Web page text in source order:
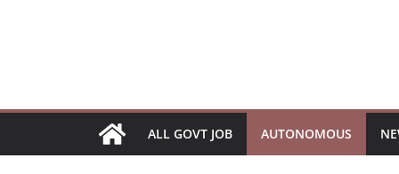
ALL GOVT JOB AUTONOMOUS